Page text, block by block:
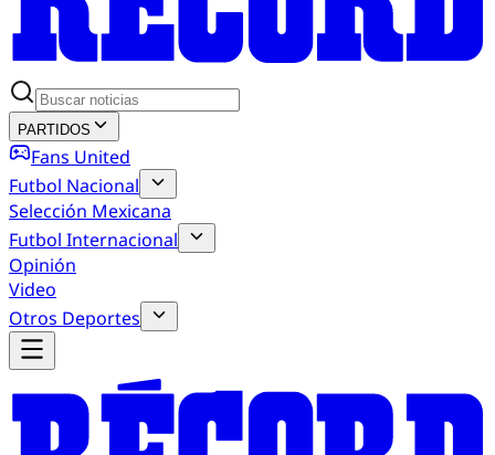
PARTIDOS
Fans United
Futbol Nacional
Selección Mexicana
Futbol Internacional
Opinión
Video
Otros Deportes